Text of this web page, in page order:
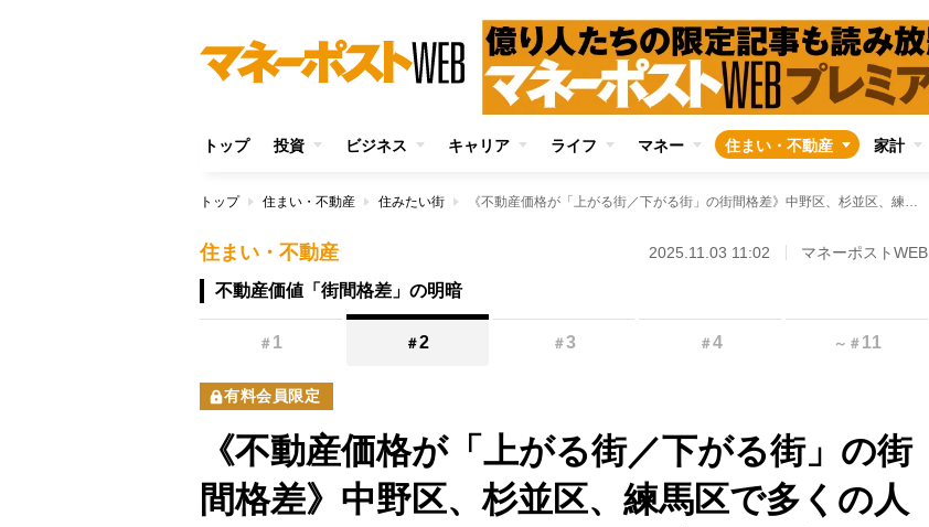
トップ 投資 ビジネス キャリア ライフ マネー 住まい・不動産 家計
トップ 住まい・不動産 住みたい街 《不動産価格が「上がる街／下がる街」の街間格差》中野区、杉並区、練馬区で多くの人に選ばれる「輝く街」を不動産事業プロデューサーが実名解説 かつての高級住宅街も相続問題で意外な苦境に
住まい・不動産 2025.11.03 11:02 マネーポストWEB
不動産価値「街間格差」の明暗
＃ 1 ＃2 ＃3 ＃4 ～ ＃ 11
有料会員限定
《不動産価格が「上がる街／下がる街」の街
間格差》中野区、杉並区、練馬区で多くの人